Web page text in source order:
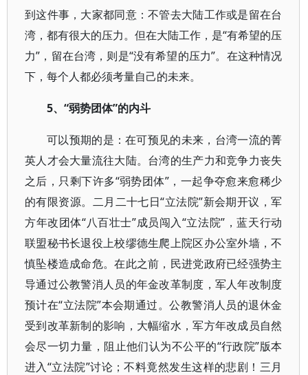
到这件事，大家都同意：不管去大陆工作或是留在台
湾，都有很大的压力。但在大陆工作，是“有希望的压
力”，留在台湾，则是“没有希望的压力”。在这种情况
下，每个人都必须考量自己的未来。
5、“弱势团体”的内斗
可以预期的是：在可预见的未来，台湾一流的菁
英人才会大量流往大陆。台湾的生产力和竞争力丧失
之后，只剩下许多“弱势团体”，一起争夺愈来愈稀少
的有限资源。二月二十七日“立法院”新会期开议，军
方年改团体“八百壮士”成员闯入“立法院”，蓝天行动
联盟秘书长退役上校缪德生爬上院区办公室外墙，不
慎坠楼造成命危。在此之前，民进党政府已经强势主
导通过公教警消人员的年金改革制度，军人年改制度
预计在“立法院”本会期通过。公教警消人员的退休金
受到改革新制的影响，大幅缩水，军方年改成员自然
会尽一切力量，阻止他们认为不公平的“行政院”版本
进入“立法院”讨论；不料竟然发生这样的悲剧！三月